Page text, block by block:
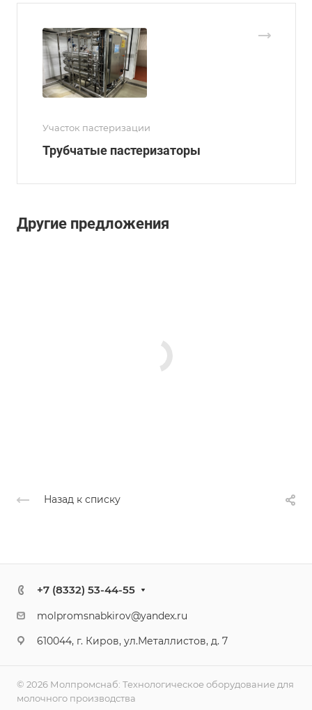
Участок пастеризации
Трубчатые пастеризаторы
Другие предложения
Назад к списку
+7 (8332) 53-44-55
molpromsnabkirov@yandex.ru
610044, г. Киров, ул.Металлистов, д. 7
© 2026 Молпромснаб: Технологическое оборудование для
молочного производства